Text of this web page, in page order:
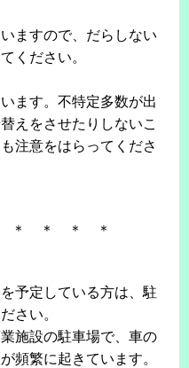
ますので、だらしない
ください。
ます。不特定多数が出
えをさせたりしないこ
注意をはらってくださ
＊ ＊ ＊ ＊
予定している方は、駐
さい。
施設の駐車場で、車の
頻繁に起きています。